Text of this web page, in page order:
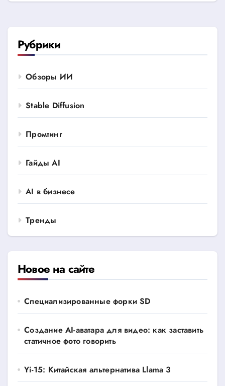
Рубрики
Обзоры ИИ
Stable Diffusion
Промтинг
Гайды AI
AI в бизнесе
Тренды
Новое на сайте
Специализированные форки SD
Создание AI-аватара для видео: как заставить
статичное фото говорить
Yi-15: Китайская альтернатива Llama 3